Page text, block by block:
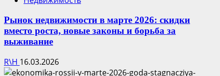
Рынок недвижимости в марте 2026: скидки
вместо роста, новые законы и борьба за
выживание
R\H 16.03.2026